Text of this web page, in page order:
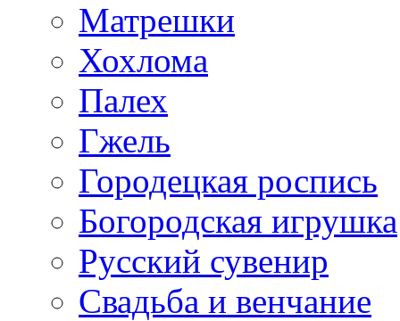
Матрешки
Хохлома
Палех
Гжель
Городецкая роспись
Богородская игрушка
Русский сувенир
Свадьба и венчание